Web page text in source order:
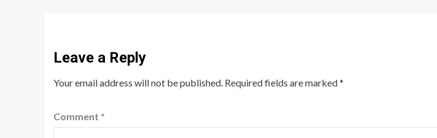
Leave a Reply
Your email address will not be published. Required fields are marked*
Comment *